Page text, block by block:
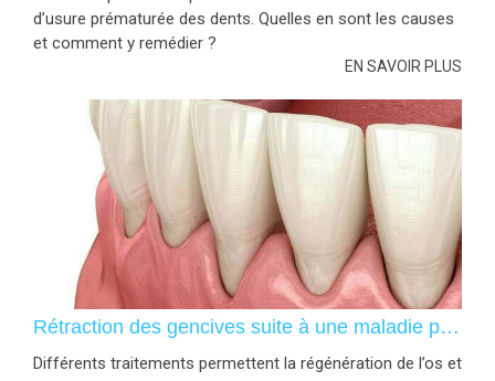
d’usure prématurée des dents. Quelles en sont les causes
et comment y remédier ?
EN SAVOIR PLUS
Rétraction des gencives suite à une maladie parodontale
Différents traitements permettent la régénération de l’os et